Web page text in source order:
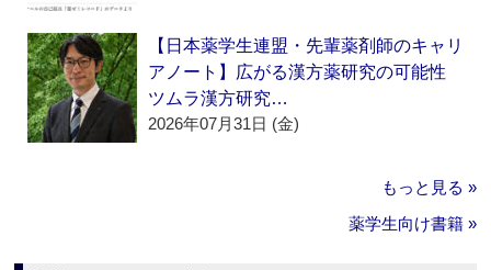
【日本薬学生連盟・先輩薬剤師のキャリ
アノート】広がる漢方薬研究の可能性
ツムラ漢方研究…
2026年07月31日 (金)
もっと見る »
薬学生向け書籍 »